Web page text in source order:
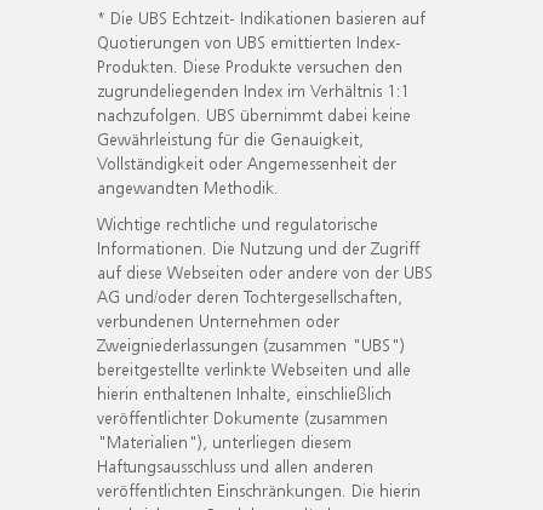
* Die UBS Echtzeit- Indikationen basieren auf
Quotierungen von UBS emittierten Index-
Produkten. Diese Produkte versuchen den
zugrundeliegenden Index im Verhältnis 1:1
nachzufolgen. UBS übernimmt dabei keine
Gewährleistung für die Genauigkeit,
Vollständigkeit oder Angemessenheit der
angewandten Methodik.
Wichtige rechtliche und regulatorische
Informationen. Die Nutzung und der Zugriff
auf diese Webseiten oder andere von der UBS
AG und/oder deren Tochtergesellschaften,
verbundenen Unternehmen oder
Zweigniederlassungen (zusammen "UBS")
bereitgestellte verlinkte Webseiten und alle
hierin enthaltenen Inhalte, einschließlich
veröffentlichter Dokumente (zusammen
"Materialien"), unterliegen diesem
Haftungsausschluss und allen anderen
veröffentlichten Einschränkungen. Die hierin